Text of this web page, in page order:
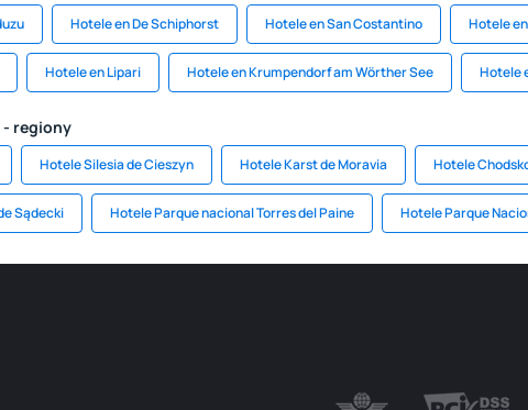
Hotele en De Schiphorst Hotele en San Costantino Hotele
Hotele en Lipari Hotele en Krumpendorf am Wörther See Hotele
- regiony
Hotele Silesia de Cieszyn Hotele Karst de Moravia Hotele
Sądecki Hotele Parque nacional Torres del Paine Hotele Parque